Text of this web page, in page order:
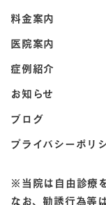
料金案内
医院案内
症例紹介
お知らせ
ブログ
プライバシーポリ
※当院は自由診療
なお、勧誘行為等